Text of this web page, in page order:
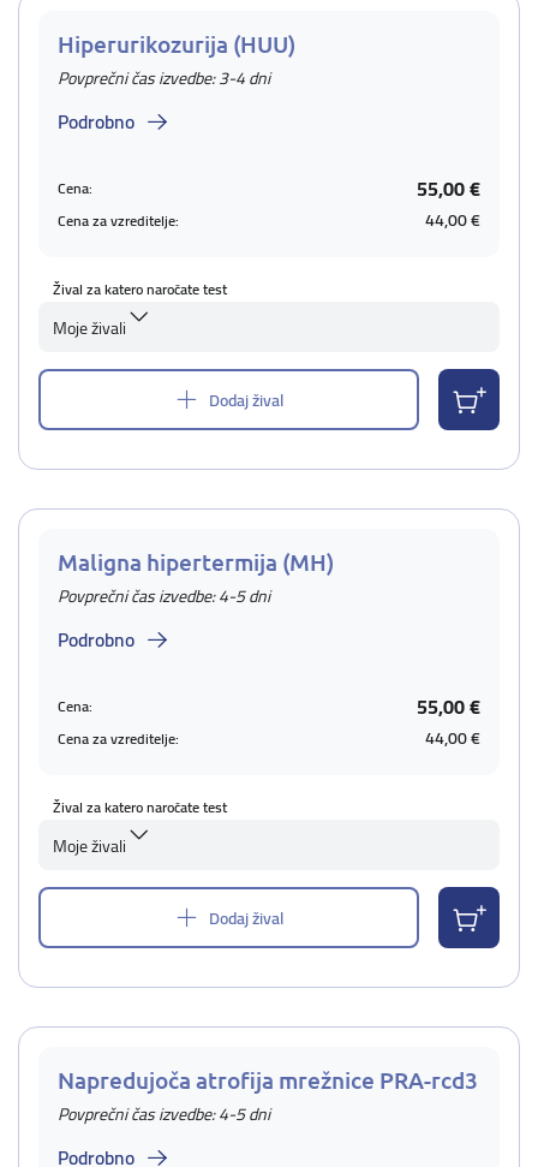
Hiperurikozurija (HUU)
Povprečni čas izvedbe: 3-4 dni
Podrobno
Cena: 55,00 €
Cena za vzreditelje: 44,00 €
Žival za katero naročate test
Moje živali
Dodaj žival
Maligna hipertermija (MH)
Povprečni čas izvedbe: 4-5 dni
Podrobno
Cena: 55,00 €
Cena za vzreditelje: 44,00 €
Žival za katero naročate test
Moje živali
Dodaj žival
Napredujoča atrofija mrežnice PRA-rcd3
Povprečni čas izvedbe: 4-5 dni
Podrobno